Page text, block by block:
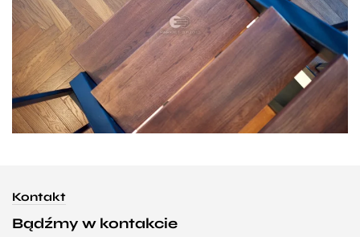
Kontakt
Bądźmy w kontakcie